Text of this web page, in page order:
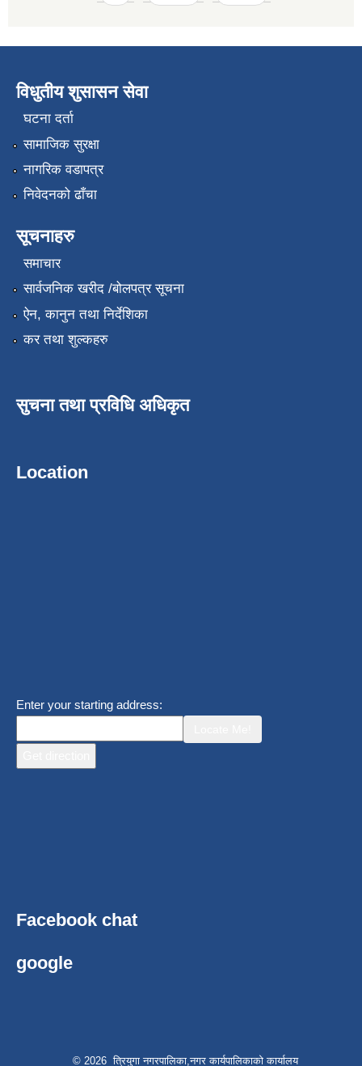
विधुतीय शुसासन सेवा
घटना दर्ता
सामाजिक सुरक्षा
नागरिक वडापत्र
निवेदनको ढाँचा
सूचनाहरु
समाचार
सार्वजनिक खरीद /बोलपत्र सूचना
ऐन, कानुन तथा निर्देशिका
कर तथा शुल्कहरु
सुचना तथा प्रविधि अधिकृत
Location
Enter your starting address:
Facebook chat
google
© 2026 त्रियुगा नगरपालिका,नगर कार्यपालिकाको कार्यालय